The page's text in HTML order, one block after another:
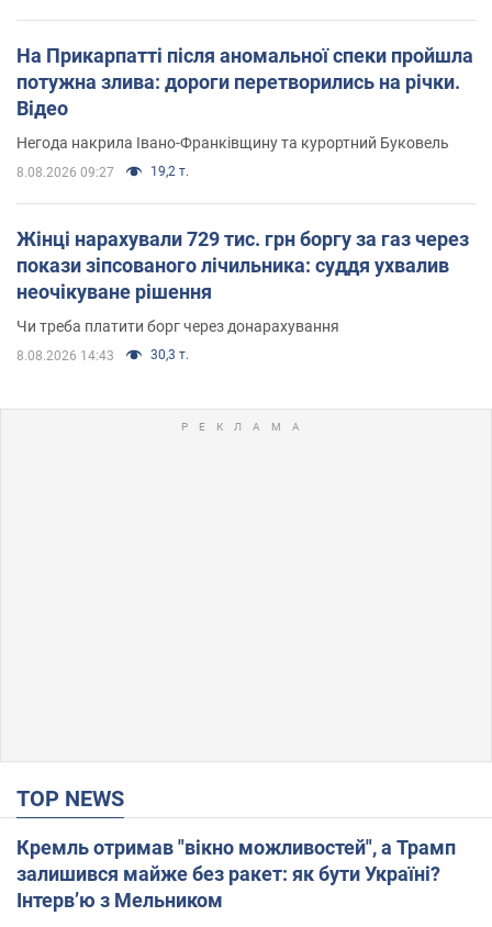
На Прикарпатті після аномальної спеки пройшла
потужна злива: дороги перетворились на річки.
Відео
Негода накрила Івано-Франківщину та курортний Буковель
8.08.2026 09:27 19,2 т.
Жінці нарахували 729 тис. грн боргу за газ через
покази зіпсованого лічильника: суддя ухвалив
неочікуване рішення
Чи треба платити борг через донарахування
8.08.2026 14:43 30,3 т.
TOP NEWS
Кремль отримав "вікно можливостей", а Трамп
залишився майже без ракет: як бути Україні?
Інтерв’ю з Мельником